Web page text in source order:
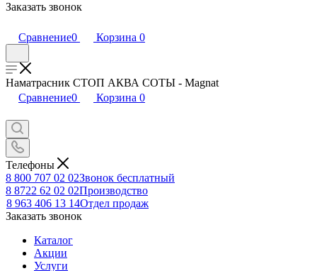
Заказать звонок
Сравнение0 Корзина 0
Наматрасник СТОП АКВА СОТЫ - Magnat
Сравнение0 Корзина 0
Телефоны
8 800 707 02 02Звонок бесплатный
8 8722 62 02 02Производство
8 963 406 13 14Отдел продаж
Заказать звонок
Каталог
Акции
Услуги